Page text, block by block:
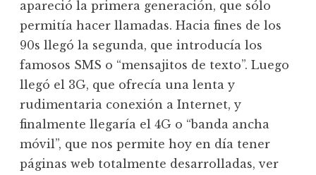
apareció la primera generación, que sólo
permitía hacer llamadas. Hacia fines de los
90s llegó la segunda, que introducía los
famosos SMS o “mensajitos de texto”. Luego
llegó el 3G, que ofrecía una lenta y
rudimentaria conexión a Internet, y
finalmente llegaría el 4G o “banda ancha
móvil”, que nos permite hoy en día tener
páginas web totalmente desarrolladas, ver